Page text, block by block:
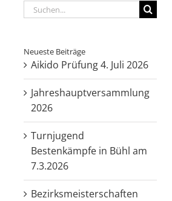
Suche
nach:
Neueste Beiträge
Aikido Prüfung 4. Juli 2026
Jahreshauptversammlung
2026
Turnjugend
Bestenkämpfe in Bühl am
7.3.2026
Bezirksmeisterschaften